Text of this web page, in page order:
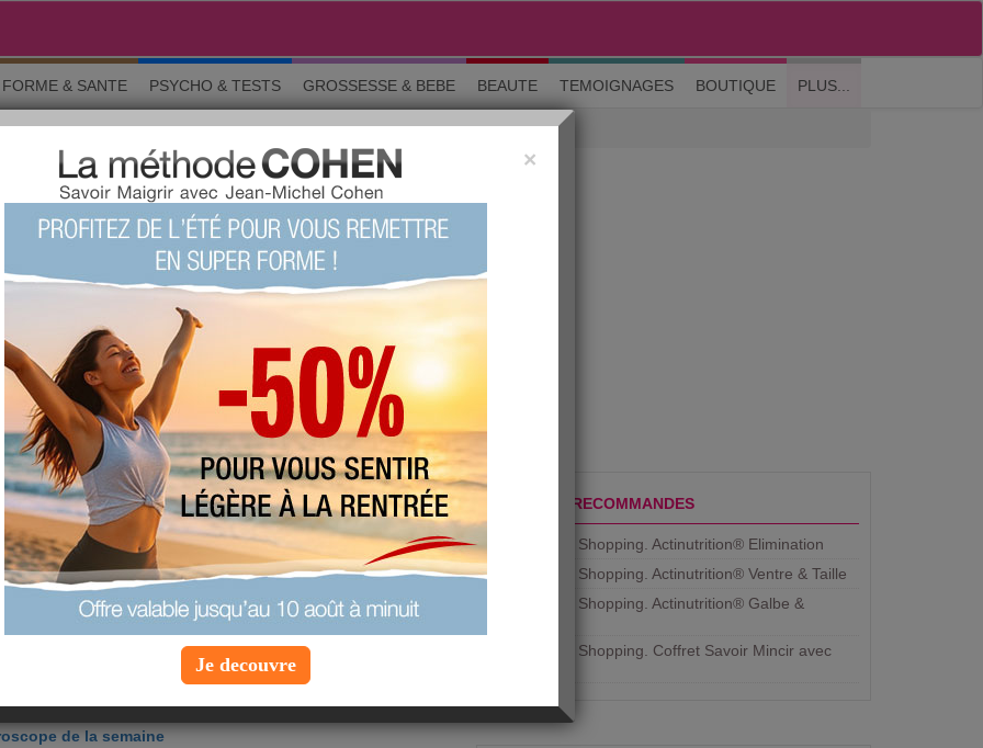
M'inscrire| Me connecter| ? Visite guidée
FORME & SANTE PSYCHO & TESTS GROSSESSE & BEBE BEAUTE TEMOIGNAGES BOUTIQUE PLUS...
DU JOUR » Retour à la page précédente
septembre et le 23 octobre
Vendredi 7 août 2026
sur vous. Même si c'est de façon excessive, n'oubliez pas
donner. Leur bonheur sera votre récompense.
de façon maladroite en ce moment avec les autres. Vous parlez
sont catactrophiques. La meilleure façon d'être aujourd'hui est de
que vous le pouvez. On parle toujours trop.
: 21
la journée : 16h
de la semaine
PRODUITS RECOMMANDES
Aujourdhui Shopping. Actinutrition® Elimination
Aujourdhui Shopping. Actinutrition® Ventre & Taille
Aujourdhui Shopping. Actinutrition® Galbe &
Aujourdhui Shopping. ​Coffret Savoir Mincir avec
×
Je decouvre